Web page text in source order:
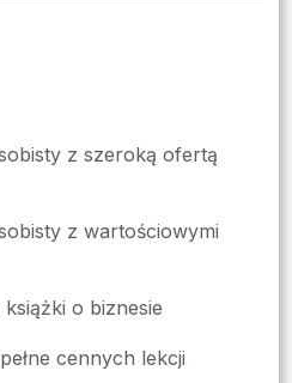
z szeroką ofertą
z wartościowymi
o biznesie
cennych lekcji